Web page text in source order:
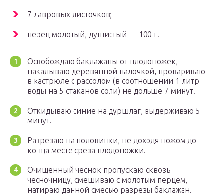
7 лавровых листочков;
перец молотый, душистый — 100 г.
Освобождаю баклажаны от плодоножек,
накалываю деревянной палочкой, провариваю
в кастрюле с рассолом (в соотношении 1 литр
воды на 5 стаканов соли) не дольше 7 минут.
Откидываю синие на дуршлаг, выдерживаю 5
минут.
Разрезаю на половинки, не доходя ножом до
конца месте среза плодоножки.
Очищенный чеснок пропускаю сквозь
чесночницу, смешиваю с молотым перцем,
натираю данной смесью разрезы баклажан.